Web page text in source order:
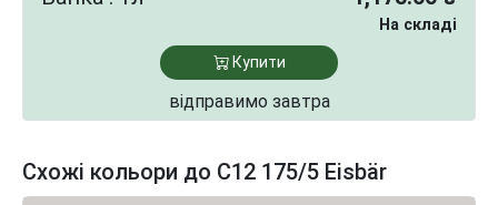
На складі
Купити
відправимо завтра
Схожі кольори до C12 175/5 Eisbär